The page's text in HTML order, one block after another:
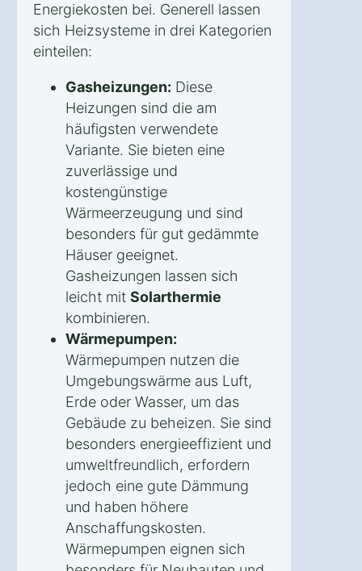
Energiekosten bei. Generell lassen
sich Heizsysteme in drei Kategorien
einteilen:
Gasheizungen: Diese
Heizungen sind die am
häufigsten verwendete
Variante. Sie bieten eine
zuverlässige und
kostengünstige
Wärmeerzeugung und sind
besonders für gut gedämmte
Häuser geeignet.
Gasheizungen lassen sich
leicht mit Solarthermie
kombinieren.
Wärmepumpen:
Wärmepumpen nutzen die
Umgebungswärme aus Luft,
Erde oder Wasser, um das
Gebäude zu beheizen. Sie sind
besonders energieeffizient und
umweltfreundlich, erfordern
jedoch eine gute Dämmung
und haben höhere
Anschaffungskosten.
Wärmepumpen eignen sich